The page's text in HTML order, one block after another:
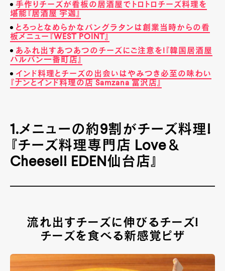
手作りチーズが看板の居酒屋でトロトロチーズ料理を
堪能『居酒屋 宇迦』
とろっとなめらかなパングラタンは創業当時からの看
板メニュー『WEST POINT』
あふれ出すあつあつのチーズにご注意を!『韓国居酒屋
ハルバン一番町店』
インド料理とチーズの出会いはやみつき必至の味わい
『ナンとインド料理の店 Samzana 富沢店』
1.メニューの約9割がチーズ料理!
『チーズ料理専門店 Love＆
Cheese!! EDEN仙台店』
流れ出すチーズに伸びるチーズ!
チーズを食べる新感覚ピザ